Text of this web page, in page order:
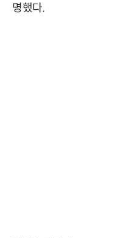
명했다.